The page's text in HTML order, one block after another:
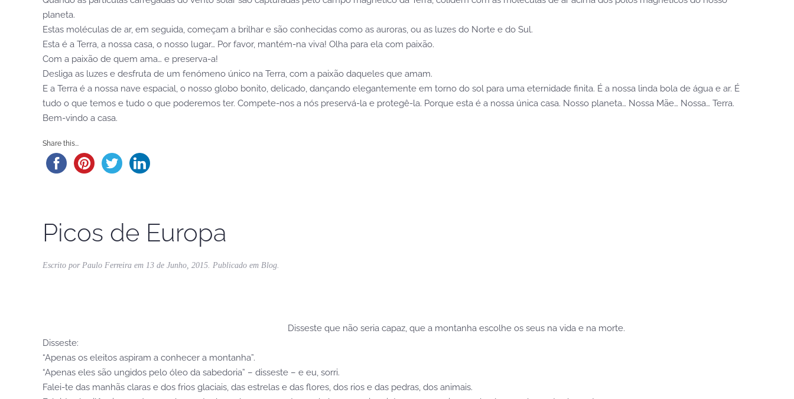
planeta.
Estas moléculas de ar, em seguida, começam a brilhar e são conhecidas como as auroras, ou as luzes do Norte e do Sul.
Esta é a Terra, a nossa casa, o nosso lugar… Por favor, mantém-na viva! Olha para ela com paixão.
Com a paixão de quem ama… e preserva-a!
Desliga as luzes e desfruta de um fenómeno único na Terra, com a paixão daqueles que amam.
E a Terra é a nossa nave espacial, o nosso globo bonito, delicado, dançando elegantemente em torno do sol para uma eternidade finita. É a nossa linda bola de água e ar. É
tudo o que temos e tudo o que poderemos ter. Compete-nos a nós preservá-la e protegê-la. Porque esta é a nossa única casa. Nosso planeta… Nossa Mãe… Nossa… Terra.
Bem-vindo a casa.
Share this...
Picos de Europa
Escrito por Paulo Ferreira em 13 de Junho, 2015. Publicado em Blog.
Disseste que não seria capaz, que a montanha escolhe os seus na vida e na morte.
Disseste:
“Apenas os eleitos aspiram a conhecer a montanha”.
“Apenas eles são ungidos pelo óleo da sabedoria” – disseste – e eu, sorri.
Falei-te das manhãs claras e dos frios glaciais, das estrelas e das flores, dos rios e das pedras, dos animais.